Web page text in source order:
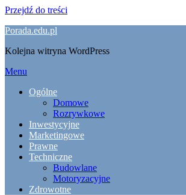
Przejdź do treści
Porada.edu.pl
Kolejna witryna WordPress
Menu
Ogólne
Domowe
Rozrywkowe
Inwestycyjne
Marketingowe
Prawne
Techniczne
Budowlane
Motoryzacyjne
Zdrowotne